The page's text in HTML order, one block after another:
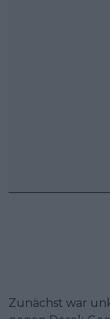
Zunächst war